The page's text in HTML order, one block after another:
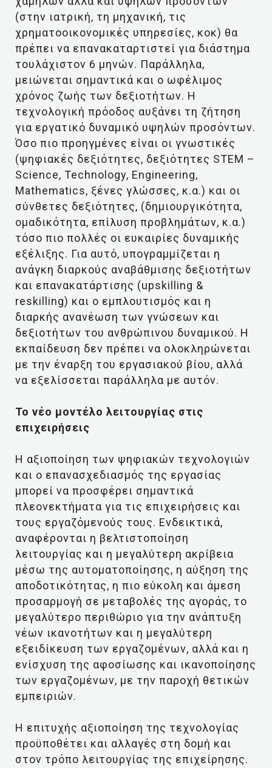
(στην ιατρική, τη μηχανική, τις
χρηματοοικονομικές υπηρεσίες, κοκ) θα
πρέπει να επανακαταρτιστεί για διάστημα
τουλάχιστον 6 μηνών. Παράλληλα,
μειώνεται σημαντικά και ο ωφέλιμος
χρόνος ζωής των δεξιοτήτων. Η
τεχνολογική πρόοδος αυξάνει τη ζήτηση
για εργατικό δυναμικό υψηλών προσόντων.
Όσο πιο προηγμένες είναι οι γνωστικές
(ψηφιακές δεξιότητες, δεξιότητες STEM –
Science, Technology, Engineering,
Mathematics, ξένες γλώσσες, κ.α.) και οι
σύνθετες δεξιότητες, (δημιουργικότητα,
ομαδικότητα, επίλυση προβλημάτων, κ.α.)
τόσο πιο πολλές οι ευκαιρίες δυναμικής
εξέλιξης. Για αυτό, υπογραμμίζεται η
ανάγκη διαρκούς αναβάθμισης δεξιοτήτων
και επανακατάρτισης (upskilling &
reskilling) και ο εμπλουτισμός και η
διαρκής ανανέωση των γνώσεων και
δεξιοτήτων του ανθρώπινου δυναμικού. Η
εκπαίδευση δεν πρέπει να ολοκληρώνεται
με την έναρξη του εργασιακού βίου, αλλά
να εξελίσσεται παράλληλα με αυτόν.
Το νέο μοντέλο λειτουργίας στις
επιχειρήσεις
Η αξιοποίηση των ψηφιακών τεχνολογιών
και ο επανασχεδιασμός της εργασίας
μπορεί να προσφέρει σημαντικά
πλεονεκτήματα για τις επιχειρήσεις και
τους εργαζόμενούς τους. Ενδεικτικά,
αναφέρονται η βελτιστοποίηση
λειτουργίας και η μεγαλύτερη ακρίβεια
μέσω της αυτοματοποίησης, η αύξηση της
αποδοτικότητας, η πιο εύκολη και άμεση
προσαρμογή σε μεταβολές της αγοράς, το
μεγαλύτερο περιθώριο για την ανάπτυξη
νέων ικανοτήτων και η μεγαλύτερη
εξειδίκευση των εργαζομένων, αλλά και η
ενίσχυση της αφοσίωσης και ικανοποίησης
των εργαζομένων, με την παροχή θετικών
εμπειριών.
Η επιτυχής αξιοποίηση της τεχνολογίας
προϋποθέτει και αλλαγές στη δομή και
στον τρόπο λειτουργίας της επιχείρησης.